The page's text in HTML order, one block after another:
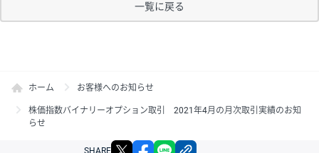
一覧に戻る
ホーム お客様へのお知らせ
株価指数バイナリーオプション取引 2021年4月の月次取引実績のお知
らせ
SHARE X facebook